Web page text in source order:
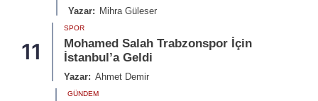
Yazar: Mihra Güleser
11
SPOR
Mohamed Salah Trabzonspor İçin
İstanbul’a Geldi
Yazar: Ahmet Demir
GÜNDEM